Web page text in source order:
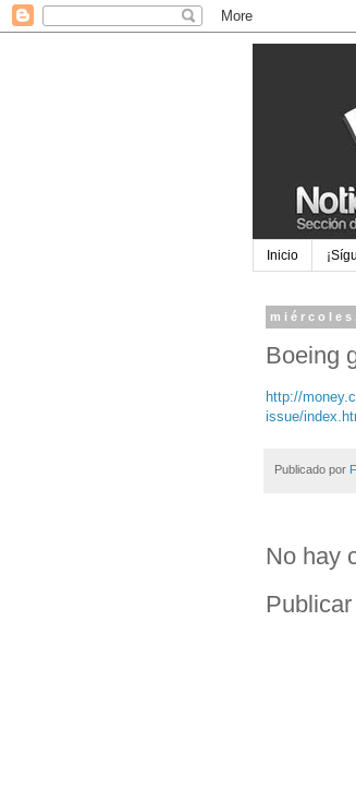
Inicio
Boeing
http://
issue/
Publicado por
No hay